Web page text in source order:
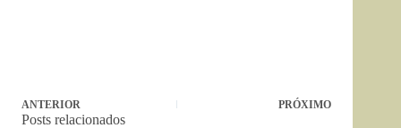
ANTERIOR PRÓXIMO
Posts relacionados